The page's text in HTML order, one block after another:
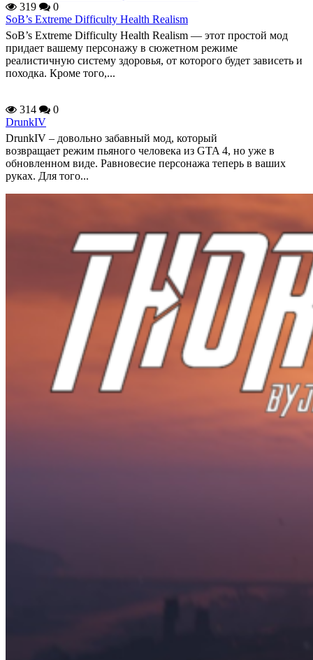
319
0
SoB’s Extreme Difficulty Health Realism
SoB’s Extreme Difficulty Health Realism — этот простой мод
придает вашему персонажу в сюжетном режиме
реалистичную систему здоровья, от которого будет зависеть и
походка. Кроме того,...
314
0
DrunkIV
DrunkIV – довольно забавный мод, который
возвращает режим пьяного человека из GTA 4, но уже в
обновленном виде. Равновесие персонажа теперь в ваших
руках. Для того...